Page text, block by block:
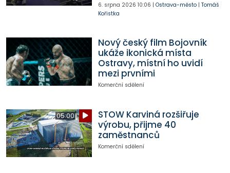
6. srpna 2026 10:06 | Ostrava-město| Tomáš
Kořistka
Nový český film Bojovník
ukáže ikonická místa
Ostravy, místní ho uvidí
mezi prvními
Komerční sdělení
05:00
STOW Karviná rozšiřuje
výrobu, přijme 40
zaměstnanců
Komerční sdělení